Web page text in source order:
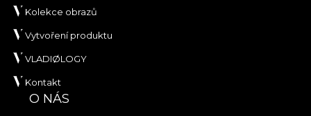
Kolekce obrazů
Vytvoření produktu
VLADIØLOGY
Kontakt
O NÁS